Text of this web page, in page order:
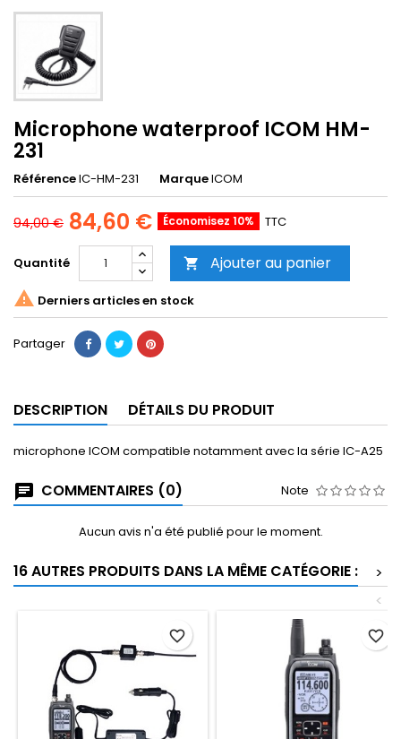
Microphone waterproof ICOM HM-
231
RéférenceIC-HM-231 MarqueICOM
94,00 € 84,60 € Économisez 10% TTC
Quantité  Ajouter au panier
 Derniers articles en stock
Partager
DESCRIPTION DÉTAILS DU PRODUIT
microphone ICOM compatible notamment avec la série IC-A25
COMMENTAIRES (0) Note
Aucun avis n'a été publié pour le moment.
16 AUTRES PRODUITS DANS LA MÊME CATÉGORIE :
>
<
favorite_border favorite_border